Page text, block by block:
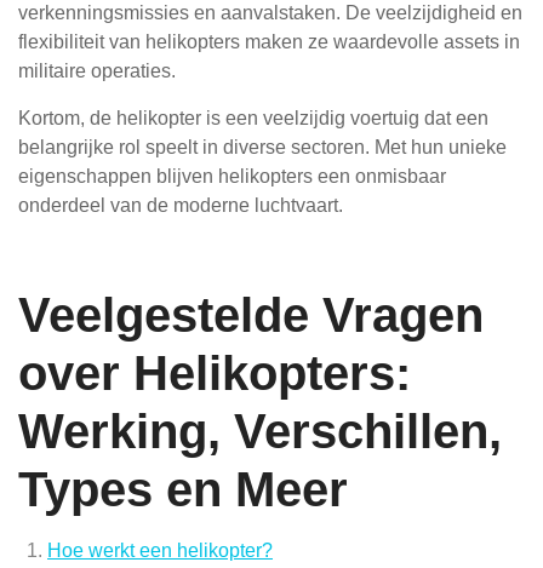
verkenningsmissies en aanvalstaken. De veelzijdigheid en
flexibiliteit van helikopters maken ze waardevolle assets in
militaire operaties.
Kortom, de helikopter is een veelzijdig voertuig dat een
belangrijke rol speelt in diverse sectoren. Met hun unieke
eigenschappen blijven helikopters een onmisbaar
onderdeel van de moderne luchtvaart.
Veelgestelde Vragen
over Helikopters:
Werking, Verschillen,
Types en Meer
Hoe werkt een helikopter?